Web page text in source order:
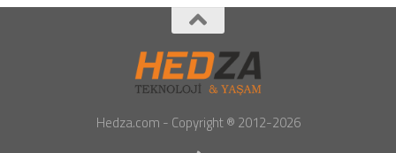
Hedza.com - Copyright ® 2012-2026